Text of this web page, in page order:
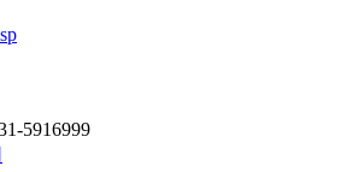
5916999